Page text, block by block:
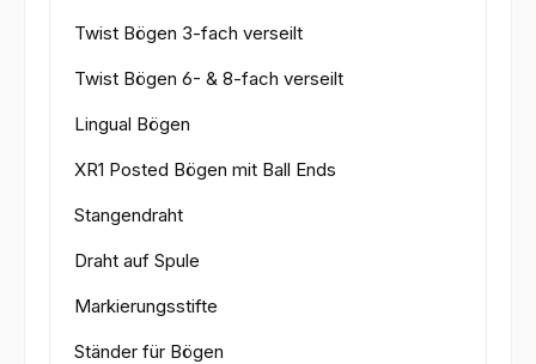
Twist Bögen 3-fach verseilt
Twist Bögen 6- & 8-fach verseilt
Lingual Bögen
XR1 Posted Bögen mit Ball Ends
Stangendraht
Draht auf Spule
Markierungsstifte
Ständer für Bögen